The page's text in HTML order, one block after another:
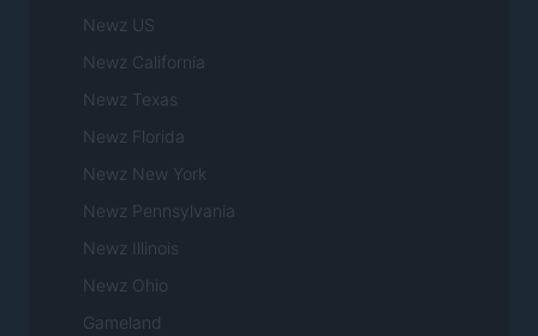
Newz US
Newz California
Newz Texas
Newz Florida
Newz New York
Newz Pennsylvania
Newz Illinois
Newz Ohio
Gameland